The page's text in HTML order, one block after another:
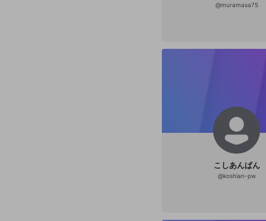
@muramasa75
こしあんぱん
@koshian-pw